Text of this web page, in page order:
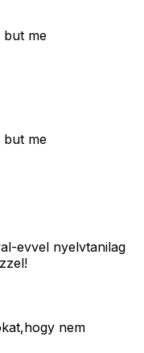
but me
but me
evvel nyelvtanilag
nem